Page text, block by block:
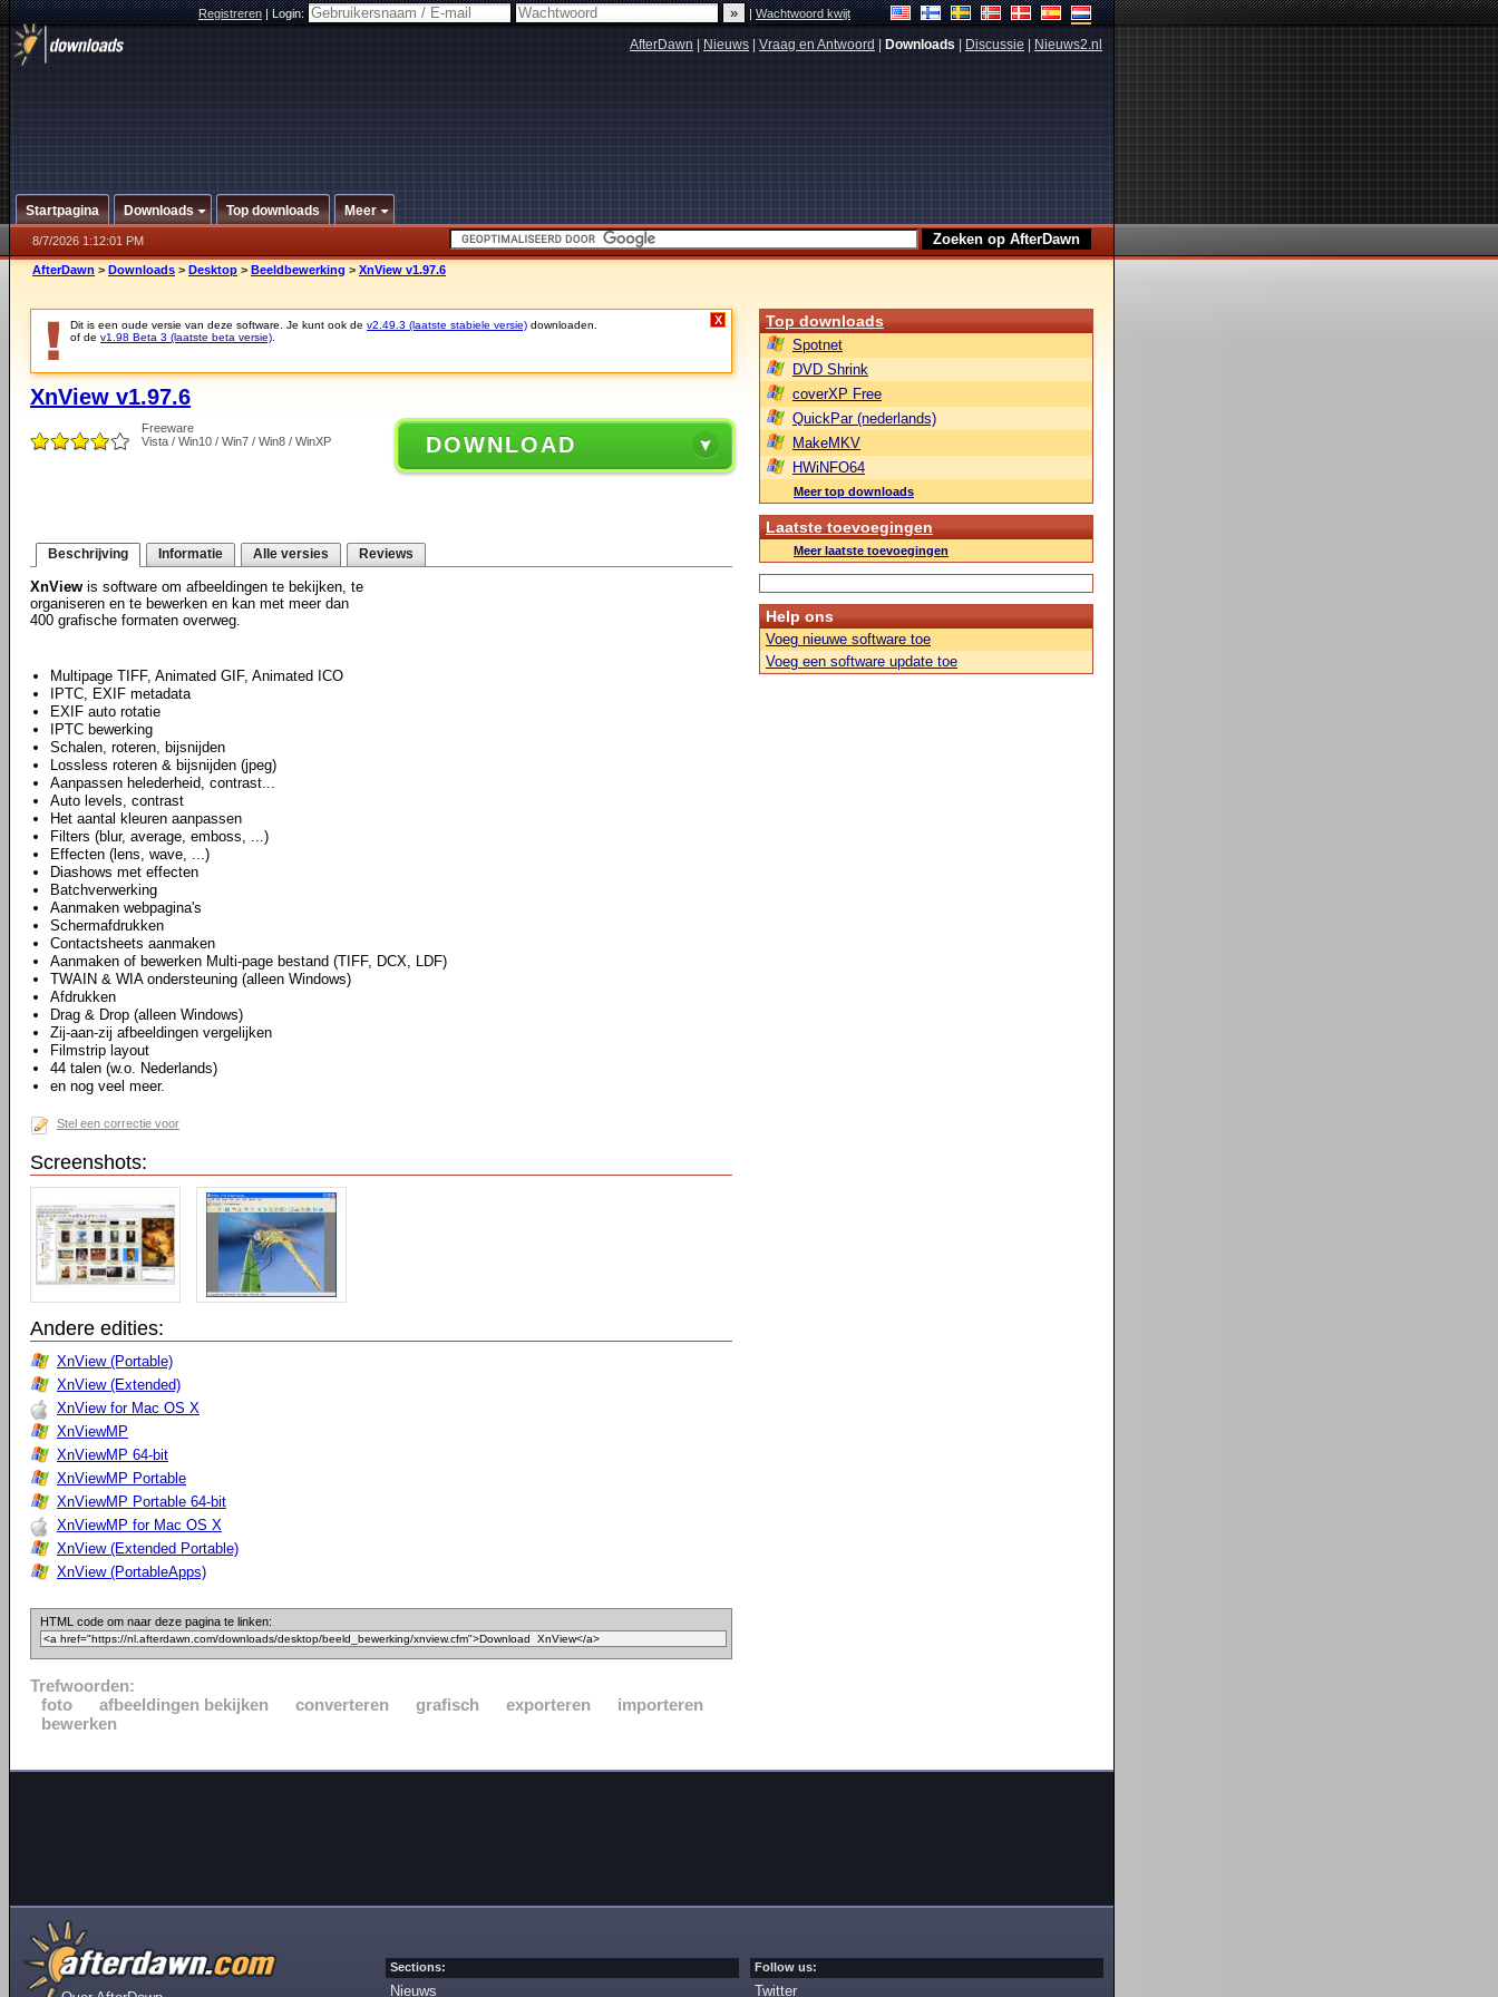
Registreren|Login: |Wachtwoord kwijt
AfterDawn Nieuws Vraag en Antwoord Downloads Discussie Nieuws2.nl
Startpagina Downloads Top downloads Meer
8/7/2026 1:12:01 PM
AfterDawn > Downloads > Desktop > Beeldbewerking > XnView v1.97.6
Dit is een oude versie van deze software. Je kunt ook de v2.49.3 (laatste stabiele versie) downloaden.
of de v1.98 Beta 3 (laatste beta versie)
X
XnView v1.97.6
Freeware
Vista / Win10 / Win7 / Win8 / WinXP
DOWNLOAD
Beschrijving Informatie Alle versies Reviews
XnView is software om afbeeldingen te bekijken, te
organiseren en te bewerken en kan met meer dan
400 grafische formaten overweg.
Multipage TIFF, Animated GIF, Animated ICO
IPTC, EXIF metadata
EXIF auto rotatie
IPTC bewerking
Schalen, roteren, bijsnijden
Lossless roteren & bijsnijden (jpeg)
Aanpassen helederheid, contrast...
Auto levels, contrast
Het aantal kleuren aanpassen
Filters (blur, average, emboss, ...)
Effecten (lens, wave, ...)
Diashows met effecten
Batchverwerking
Aanmaken webpagina's
Schermafdrukken
Contactsheets aanmaken
Aanmaken of bewerken Multi-page bestand (TIFF, DCX, LDF)
TWAIN & WIA ondersteuning (alleen Windows)
Afdrukken
Drag & Drop (alleen Windows)
Zij-aan-zij afbeeldingen vergelijken
Filmstrip layout
44 talen (w.o. Nederlands)
en nog veel meer.
Stel een correctie voor
Screenshots:
Andere edities:
XnView (Portable)
XnView (Extended)
XnView for Mac OS X
XnViewMP
XnViewMP 64-bit
XnViewMP Portable
XnViewMP Portable 64-bit
XnViewMP for Mac OS X
XnView (Extended Portable)
XnView (PortableApps)
HTML code om naar deze pagina te linken:
Trefwoorden:
foto
afbeeldingen bekijken converteren grafisch exporteren
importeren
bewerken
Top downloads
Spotnet
DVD Shrink
coverXP Free
QuickPar (nederlands)
MakeMKV
HWiNFO64
Meer top downloads
Laatste toevoegingen
Meer laatste toevoegingen
Help ons
Voeg nieuwe software toe
Voeg een software update toe
Sections:
Nieuws
Follow us:
Twitter